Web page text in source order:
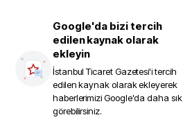
Google'da bizi tercih
edilen kaynak olarak
ekleyin
İstanbul Ticaret Gazetesi'i tercih
edilen kaynak olarak ekleyerek
haberlerimizi Google'da daha sık
görebilirsiniz.